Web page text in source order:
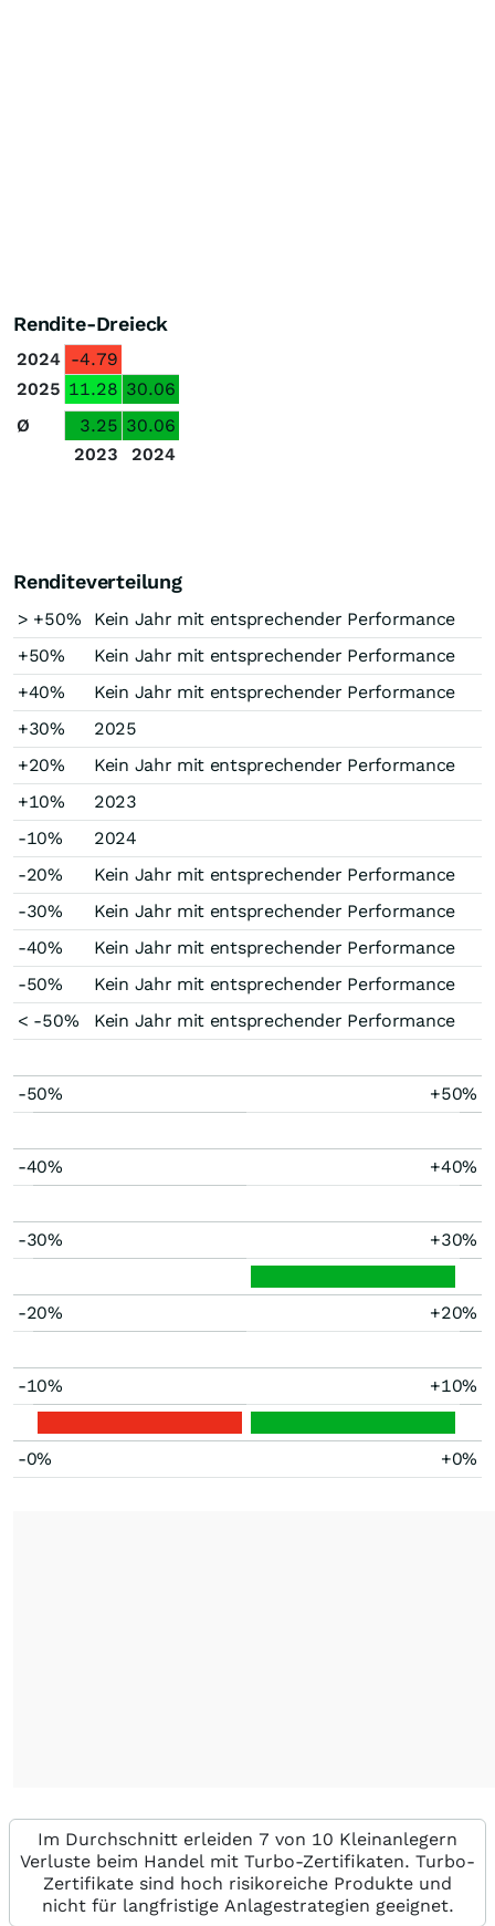
Rendite-Dreieck
2024 -4.79
2025 11.28 30.06
Ø
3.25 30.06
2023
2024
Renditeverteilung
> +50%
Kein Jahr mit entsprechender Performance
+50%
Kein Jahr mit entsprechender Performance
+40%
Kein Jahr mit entsprechender Performance
+30%
2025
+20%
Kein Jahr mit entsprechender Performance
+10%
2023
-10%
2024
-20%
Kein Jahr mit entsprechender Performance
-30%
Kein Jahr mit entsprechender Performance
-40%
Kein Jahr mit entsprechender Performance
-50%
Kein Jahr mit entsprechender Performance
< -50%
Kein Jahr mit entsprechender Performance
-50% +50%
-40% +40%
-30% +30%
-20% +20%
-10% +10%
-0% +0%
Im Durchschnitt erleiden 7 von 10 Kleinanlegern
Verluste beim Handel mit Turbo-Zertifikaten. Turbo-
Zertifikate sind hoch risikoreiche Produkte und
nicht für langfristige Anlagestrategien geeignet.